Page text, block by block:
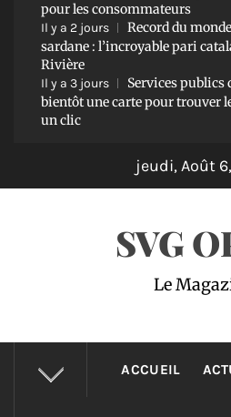
pour les consommateurs
Il y a 2 jours
Record du
sardane : l’incroyable pari
Rivière
Il y a 3 jours
Services publics
bientôt une carte pour trouver
un clic
jeudi, Août
SVG
Le
ACCUEIL